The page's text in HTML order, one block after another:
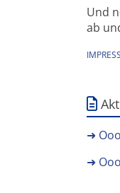
Und
ab
➜
➜